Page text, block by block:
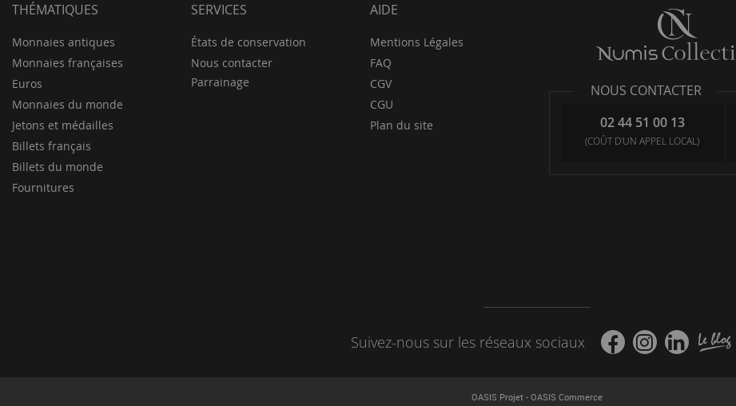
THÉMATIQUES
Monnaies antiques
Monnaies françaises
Euros
Monnaies du monde
Jetons et médailles
Billets français
Billets du monde
Fournitures
SERVICES
États de conservation
Nous contacter
Parrainage
AIDE
Mentions Légales
FAQ
CGV
CGU
Plan du site
NOUS CONTACTER
02 44 51 00 13
(COÛT D'UN APPEL LOCAL)
Suivez-nous sur les réseaux sociaux
OASIS Projet - OASIS Commerce